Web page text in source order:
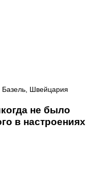
Базель, Швейцария
не было
в настроениях